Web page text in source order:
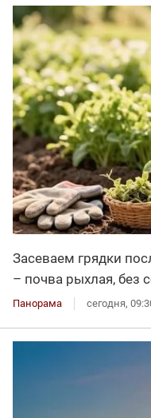
Засеваем грядки
– почва рыхлая, без
Панорама сегодня,